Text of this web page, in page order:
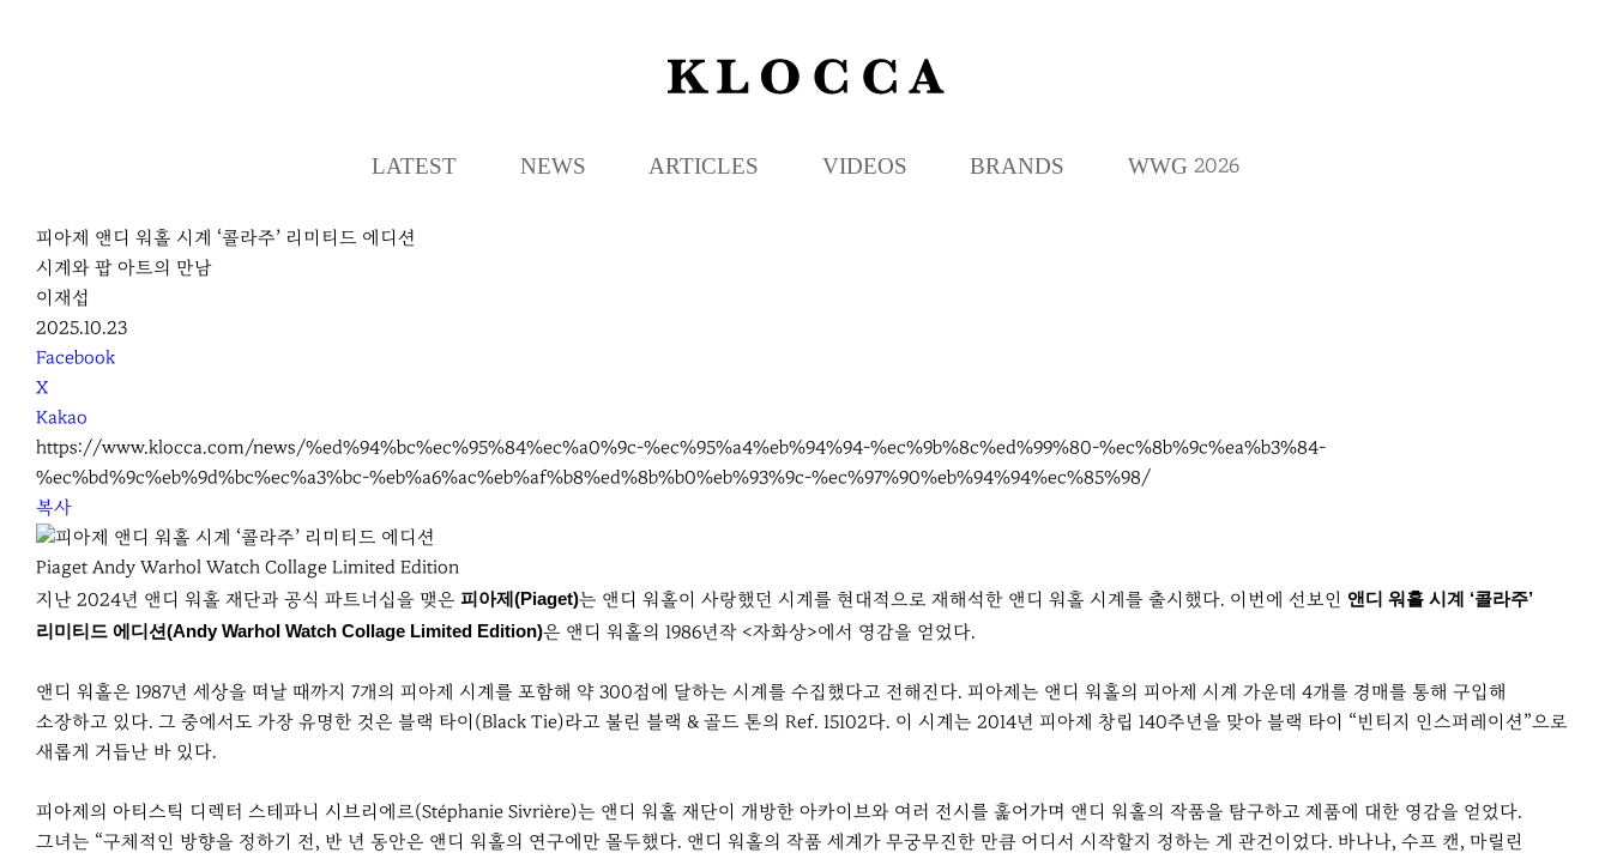
K
L
C
LATEST NEWS ARTICLES VIDEOS BRANDS WWG 2026
피아제 앤디 워홀 시계 ‘콜라주’ 리미티드 에디션
시계와 팝 아트의 만남
이재섭
2025.10.23
S
N
S
S
h
a
r
e
Facebook
X
Kakao
https://www.klocca.com/news/%ed%94%bc%ec%95%84%ec%a0%9c-%ec%95%a4%eb%94%94-%ec%9b%8c%ed%99%80-%ec%8b%9c%ea%b3%84-
%ec%bd%9c%eb%9d%bc%ec%a3%bc-%eb%a6%ac%eb%af%b8%ed%8b%b0%eb%93%9c-%ec%97%90%eb%94%94%ec%85%98/
복사
Piaget Andy Warhol Watch Collage Limited Edition
지난 2024년 앤디 워홀 재단과 공식 파트너십을 맺은 피아제(Piaget)는 앤디 워홀이 사랑했던 시계를 현대적으로 재해석한 앤디 워홀 시계를 출시했다. 이번에 선보인 앤디 워홀 시계 ‘콜라주’
리미티드 에디션(Andy Warhol Watch Collage Limited Edition)은 앤디 워홀의 1986년작 <자화상>에서 영감을 얻었다.
앤디 워홀은 1987년 세상을 떠날 때까지 7개의 피아제 시계를 포함해 약 300점에 달하는 시계를 수집했다고 전해진다. 피아제는 앤디 워홀의 피아제 시계 가운데 4개를 경매를 통해 구입해
소장하고 있다. 그 중에서도 가장 유명한 것은 블랙 타이(Black Tie)라고 불린 블랙 & 골드 톤의 Ref. 15102다. 이 시계는 2014년 피아제 창립 140주년을 맞아 블랙 타이 “빈티지 인스퍼레이션”으로
새롭게 거듭난 바 있다.
피아제의 아티스틱 디렉터 스테파니 시브리에르(Stéphanie Sivrière)는 앤디 워홀 재단이 개방한 아카이브와 여러 전시를 훑어가며 앤디 워홀의 작품을 탐구하고 제품에 대한 영감을 얻었다.
그녀는 “구체적인 방향을 정하기 전, 반 년 동안은 앤디 워홀의 연구에만 몰두했다. 앤디 워홀의 작품 세계가 무궁무진한 만큼 어디서 시작할지 정하는 게 관건이었다. 바나나, 수프 캔, 마릴린